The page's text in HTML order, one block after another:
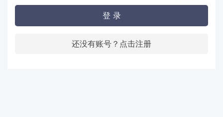
登 录
还没有账号？点击注册